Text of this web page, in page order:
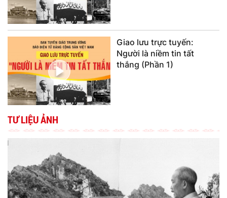
Giao lưu trực tuyến:
Người là niềm tin tất
thắng (Phần 1)
TƯ LIỆU ẢNH